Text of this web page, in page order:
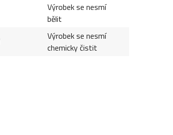
Výrobek se nesmí
bělit
Výrobek se nesmí
chemicky čistit